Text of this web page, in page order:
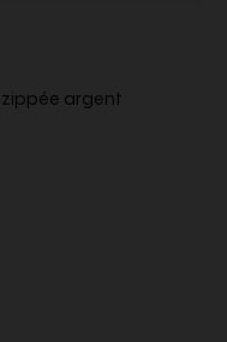
argent